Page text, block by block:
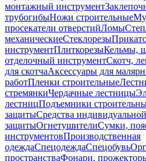
монтажный инструмент
трубогибыНожи строительные
просекатели отверстийЛомы
механическиеСтеклорезы
инструментПлиткорезыКельмы,
отделочный инструментСкотч,
для скотчаАксессуары для
работПленки строительные
стремянкиЧердачные лестницы
лестницПодъемники
защитыСредства индивидуальной
защитыОгнетушителиСумки,
инструментовПроизводственная
одеждаСпецодеждаСпецобувь
пространстваФонари,